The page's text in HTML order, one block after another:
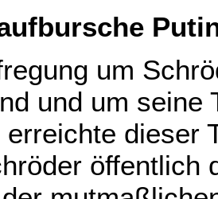
um
und um seine
erreichte dieser
öffentlich